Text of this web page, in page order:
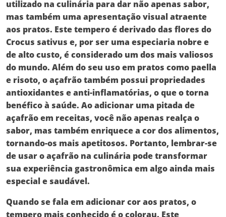
utilizado na culinária para dar não apenas sabor,
mas também uma apresentação visual atraente
aos pratos. Este tempero é derivado das flores do
Crocus sativus e, por ser uma especiaria nobre e
de alto custo, é considerado um dos mais valiosos
do mundo. Além do seu uso em pratos como paella
e risoto, o açafrão também possui propriedades
antioxidantes e anti-inflamatórias, o que o torna
benéfico à saúde. Ao adicionar uma pitada de
açafrão em receitas, você não apenas realça o
sabor, mas também enriquece a cor dos alimentos,
tornando-os mais apetitosos. Portanto, lembrar-se
de usar o açafrão na culinária pode transformar
sua experiência gastronômica em algo ainda mais
especial e saudável.
Quando se fala em adicionar cor aos pratos, o
tempero mais conhecido é ocolorau. Este